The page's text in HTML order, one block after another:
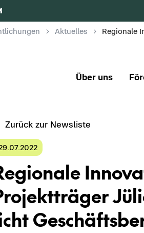
Aktuelles
Über uns
Zu­rück zur News­lis­te